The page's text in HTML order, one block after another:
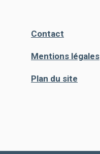
Contact
Mentions légales
Plan du site